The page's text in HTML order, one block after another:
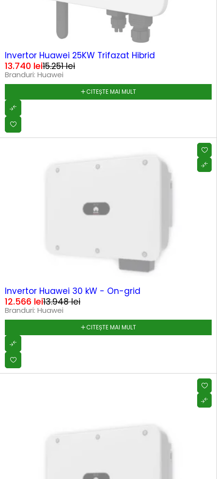
Invertor Huawei 25KW Trifazat Hibrid
15.251lei
13.740 lei
Branduri: Huawei
CITEȘTE MAI MULT
Invertor Huawei 30 kW - On-grid
13.948lei
12.566 lei
Branduri: Huawei
CITEȘTE MAI MULT